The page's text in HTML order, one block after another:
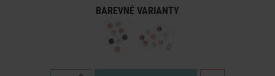
BAREVNÉ VARIANTY